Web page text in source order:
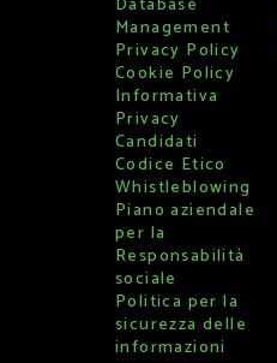
Management
Privacy Policy
Cookie Policy
Informativa
Privacy
Candidati
Codice Etico
Whistleblowing
Piano aziendale
per la
Responsabilità
sociale
Politica per la
sicurezza delle
informazioni